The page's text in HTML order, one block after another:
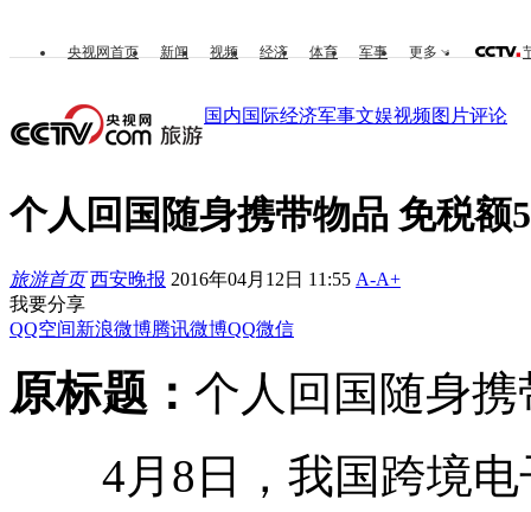
央视网首页 新闻 视频 经济 体育 军事 更多
国内国际经济军事文娱视频图片评论
个人回国随身携带物品 免税额
旅游首页 西安晚报 2016年04月12日 11:55 A-A+
我要分享
QQ空间新浪微博腾讯微博QQ微信
原标题： 个人回国随身
4月8日，我国跨境电